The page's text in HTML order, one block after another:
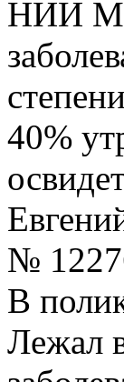
НИИ МТ
40%
№
В
Лежал